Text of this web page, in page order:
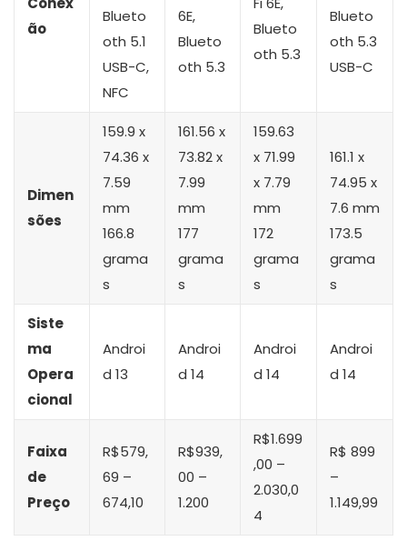
ão
Blueto
oth 5.1
USB-C,
NFC
6E,
Blueto
oth 5.3
Blueto
oth 5.3
Blueto
oth 5.3
USB-C
Dimen
sões
159.9 x
74.36 x
7.59
mm
166.8
grama
s
161.56 x
73.82 x
7.99
mm
177
grama
s
159.63
x 71.99
x 7.79
mm
172
grama
s
161.1 x
74.95 x
7.6 mm
173.5
grama
s
Siste
ma
Opera
cional
Androi
d 13
Androi
d 14
Androi
d 14
Androi
d 14
Faixa
de
Preço
R$579,
69 –
674,10
R$939,
00 –
1.200
R$1.699
,00 –
2.030,0
4
R$ 899
–
1.149,99